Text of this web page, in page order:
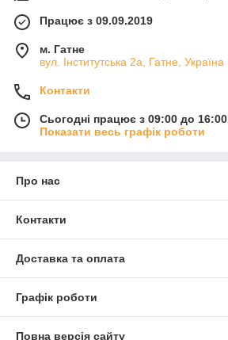
Працює з 09.09.2019
м. Гатне
вул. Інститутська 2а, Гатне, Україна
Контакти
Сьогодні працює з 09:00 до 16:00
Показати весь графік роботи
Про нас
Контакти
Доставка та оплата
Графік роботи
Повна версія сайту